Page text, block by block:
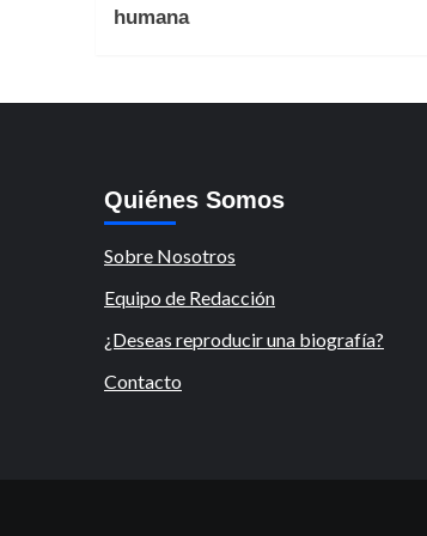
humana
Quiénes Somos
Sobre Nosotros
Equipo de Redacción
¿Deseas reproducir una biografía?
Contacto